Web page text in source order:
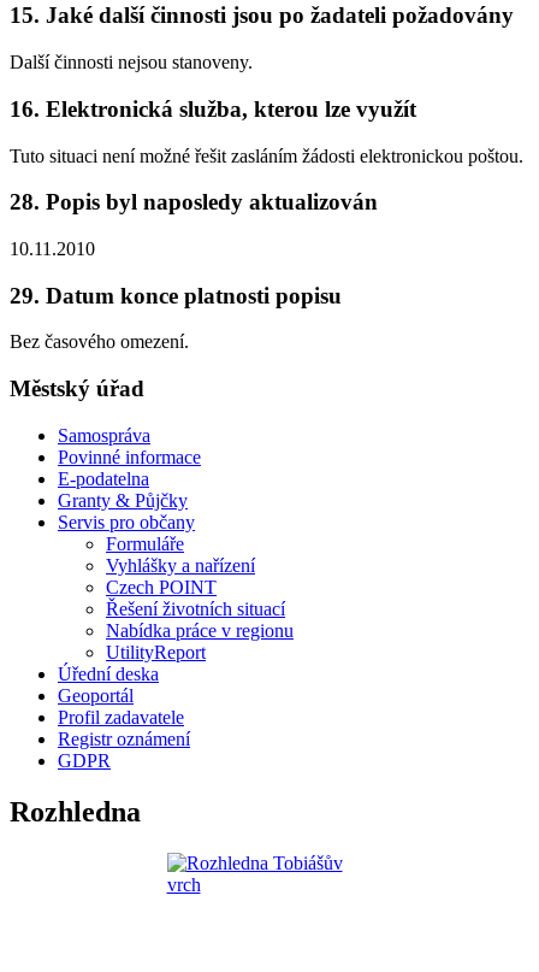
15. Jaké další činnosti jsou po žadateli požadovány
Další činnosti nejsou stanoveny.
16. Elektronická služba, kterou lze využít
Tuto situaci není možné řešit zasláním žádosti elektronickou poštou.
28. Popis byl naposledy aktualizován
10.11.2010
29. Datum konce platnosti popisu
Bez časového omezení.
Městský úřad
Samospráva
Povinné informace
E-podatelna
Granty & Půjčky
Servis pro občany
Formuláře
Vyhlášky a nařízení
Czech POINT
Řešení životních situací
Nabídka práce v regionu
UtilityReport
Úřední deska
Geoportál
Profil zadavatele
Registr oznámení
GDPR
Rozhledna